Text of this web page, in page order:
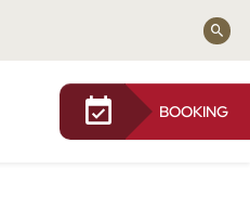
BOOKING
Musica: concerti live e